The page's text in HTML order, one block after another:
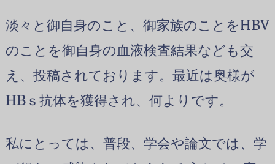
淡々と御自身のこと、御家族のことをHBV
のことを御自身の血液検査結果なども交
え、投稿されております。最近は奥様が
HBｓ抗体を獲得され、何よりです。
私にとっては、普段、学会や論文では、学